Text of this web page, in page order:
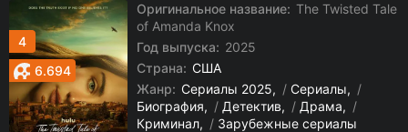
4
6.694
Оригинальное название: The Twisted Tale
of Amanda Knox
Год выпуска: 2025
Страна: США
Жанр: Сериалы 2025 / Сериалы
/
Биография
/ Детектив / Драма
/
Криминал
/ Зарубежные сериалы